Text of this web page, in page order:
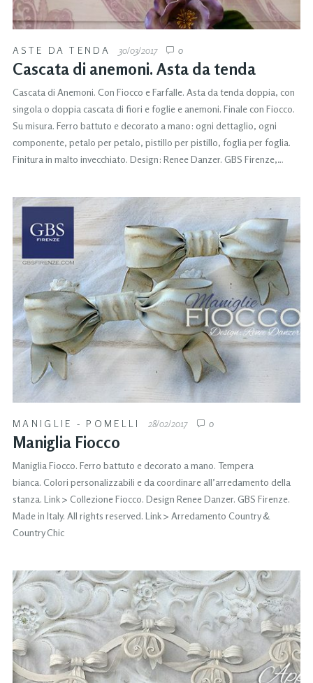
ASTE DA TENDA 30/03/2017 0
Cascata di anemoni. Asta da tenda
Cascata di Anemoni. Con Fiocco e Farfalle. Asta da tenda doppia, con
singola o doppia cascata di fiori e foglie e anemoni. Finale con Fiocco.
Su misura. Ferro battuto e decorato a mano: ogni dettaglio, ogni
componente, petalo per petalo, pistillo per pistillo, foglia per foglia.
Finitura in malto invecchiato. Design: Renee Danzer. GBS Firenze,…
MANIGLIE - POMELLI 28/02/2017 0
Maniglia Fiocco
Maniglia Fiocco. Ferro battuto e decorato a mano. Tempera
bianca. Colori personalizzabili e da coordinare all’arredamento della
stanza. Link > Collezione Fiocco. Design Renee Danzer. GBS Firenze.
Made in Italy. All rights reserved. Link > Arredamento Country &
Country Chic